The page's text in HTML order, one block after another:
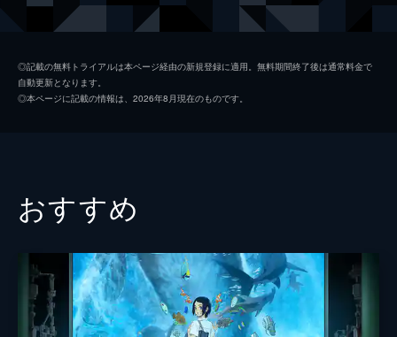
京本 吉田美月喜
先生 伊藤潤
友達の母 竹内芳織
おばあちゃん 平ますみ
◎記載の無料トライアルは本ページ経由の新規登録に適用。無料期間終了後は通常料金で
自動更新となります。
◎本ページに記載の情報は、2026年8月現在のものです。
おすすめ